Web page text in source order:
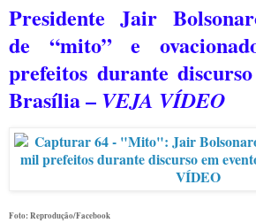
Presidente Jair
de“mito” e
prefeitos durante
Brasília – VEJA VÍDEO
Foto: Reprodução/Facebook